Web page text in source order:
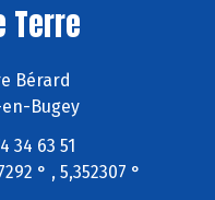
Terre
Bérard
Bugey
34 63 51
° , 5,352307 °